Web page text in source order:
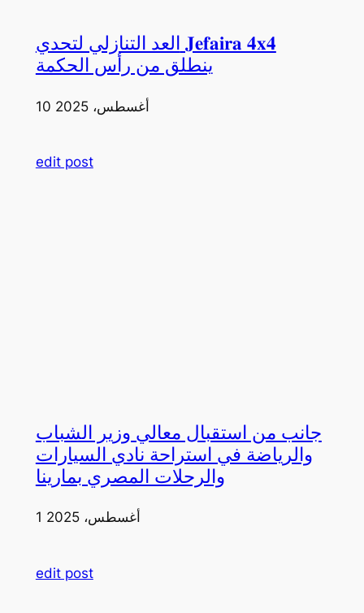
العد التنازلي لتحدي 𝐉𝐞𝐟𝐚𝐢𝐫𝐚 𝟒𝐱𝟒
ينطلق من رأس الحكمة
10 أغسطس، 2025
edit post
جانب من استقبال معالي وزير الشباب
والرياضة في استراحة نادي السيارات
والرحلات المصري بمارينا
1 أغسطس، 2025
edit post